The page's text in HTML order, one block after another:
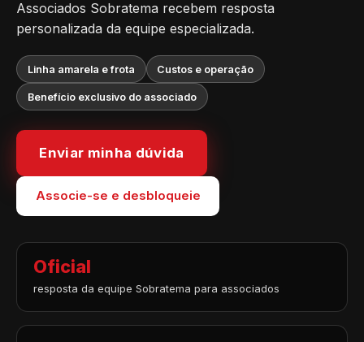
Associados Sobratema recebem resposta
personalizada da equipe especializada.
Linha amarela e frota Custos e operação
Benefício exclusivo do associado
Enviar minha dúvida
Associe-se e desbloqueie
Oficial
resposta da equipe Sobratema para associados